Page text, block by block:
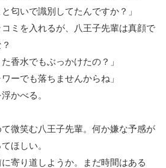
匂いで識別してたんですか？」
ミを入れるが、八王子先輩は真顔で
香水でもぶっかけたの？」
ーでも落ちませんからね」
かべる。
微笑む八王子先輩。何か嫌な予感が
ほしい。
に寄り道しようか。まだ時間はある